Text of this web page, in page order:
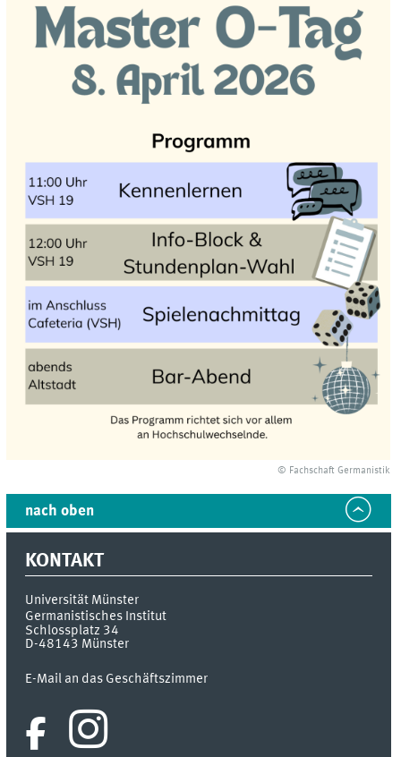
© Fachschaft Germanistik
nach oben
KONTAKT
Universität Münster
Germanistisches Institut
Schlossplatz 34
D-48143 Münster
E-Mail an das Geschäftszimmer